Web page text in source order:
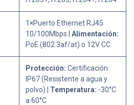
1×Puerto Ethernet RJ45
10/100Mbps | Alimentación:
PoE (802.3af/at) o 12V CC
Protección: Certificación
IP67 (Resistente a agua y
polvo) | Temperatura: -30°C
a 60°C